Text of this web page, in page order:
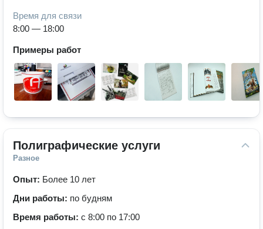
Время для связи
8:00 — 18:00
Примеры работ
Полиграфические услуги
Разное
Опыт: Более 10 лет
Дни работы: по будням
Время работы: с 8:00 по 17:00